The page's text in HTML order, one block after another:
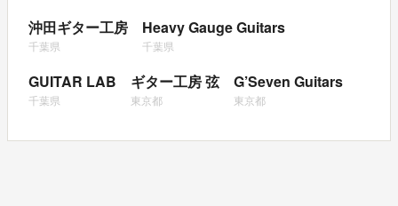
沖田ギター工房
千葉県
Heavy Gauge Guitars
千葉県
GUITAR LAB
千葉県
ギター工房 弦
東京都
G’Seven Guitars
東京都